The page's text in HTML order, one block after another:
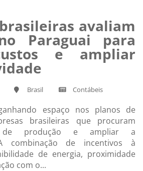
avaliam
Paraguai para
e ampliar
Brasil Contábeis
espaço nos planos de
brasileiras que procuram
de produção e ampliar a
combinação de incentivos à
de energia, proximidade
com o...